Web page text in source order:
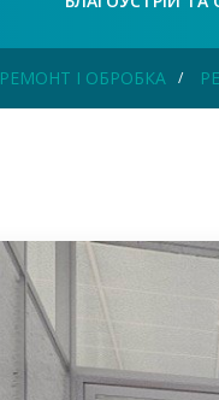
РЕМОНТ І ОБРОБКА